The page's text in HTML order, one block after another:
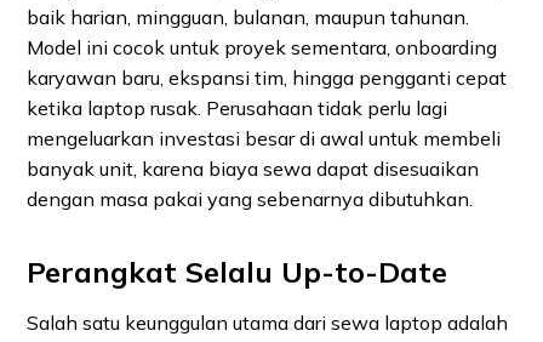
baik harian, mingguan, bulanan, maupun tahunan.
Model ini cocok untuk proyek sementara, onboarding
karyawan baru, ekspansi tim, hingga pengganti cepat
ketika laptop rusak. Perusahaan tidak perlu lagi
mengeluarkan investasi besar di awal untuk membeli
banyak unit, karena biaya sewa dapat disesuaikan
dengan masa pakai yang sebenarnya dibutuhkan.
Perangkat Selalu Up-to-Date
Salah satu keunggulan utama dari sewa laptop adalah